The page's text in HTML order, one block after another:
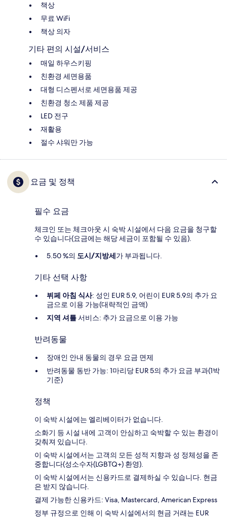
책상
무료 WiFi
책상 의자
기타 편의 시설/서비스
매일 하우스키핑
친환경 세면용품
대형 디스펜서로 세면용품 제공
친환경 청소 제품 제공
LED 전구
재활용
절수 샤워만 가능
요금 및 정책
필수 요금
체크인 또는 체크아웃 시 숙박 시설에서 다음 요금을 청구할
수 있습니다(요금에는 해당 세금이 포함될 수 있음).
5.50 %의 도시/지방세가 부과됩니다.
기타 선택 사항
뷔페 아침 식사: 성인 EUR 5.9, 어린이 EUR 5.9의 추가 요
금으로 이용 가능(대략적인 금액)
지역 셔틀서비스: 추가 요금으로 이용 가능
반려동물
장애인 안내 동물의 경우 요금 면제
반려동물 동반 가능: 1마리당 EUR 5의 추가 요금 부과(1박
기준)
정책
이 숙박 시설에는 엘리베이터가 없습니다.
소화기 등 시설 내에 고객이 안심하고 숙박할 수 있는 환경이
갖춰져 있습니다.
이 숙박 시설에서는 고객의 모든 성적 지향과 성 정체성을 존
중합니다(성소수자(LGBTQ+) 환영).
이 숙박 시설에서는 신용카드로 결제하실 수 있습니다. 현금
은 받지 않습니다.
결제 가능한 신용카드: Visa, Mastercard, American Express
정부 규정으로 인해 이 숙박 시설에서의 현금 거래는 EUR